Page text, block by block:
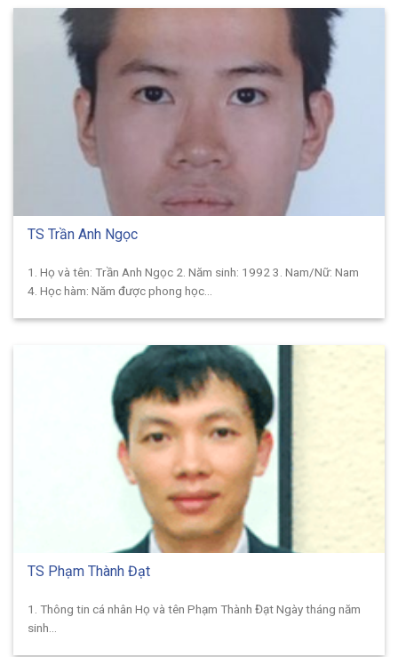
TS Trần Anh Ngọc
1. Họ và tên: Trần Anh Ngọc 2. Năm sinh: 1992 3. Nam/Nữ: Nam
4. Học hàm: Năm được phong học...
TS Phạm Thành Đạt
1. Thông tin cá nhân Họ và tên Phạm Thành Đạt Ngày tháng năm
sinh...